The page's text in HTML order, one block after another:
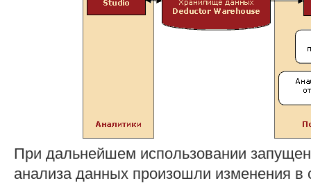
При дальнейшем использовании
анализа данных произошли изменения в